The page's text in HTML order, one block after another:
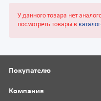
У данного товара нет
посмотреть товары в
Покупателю
Компания